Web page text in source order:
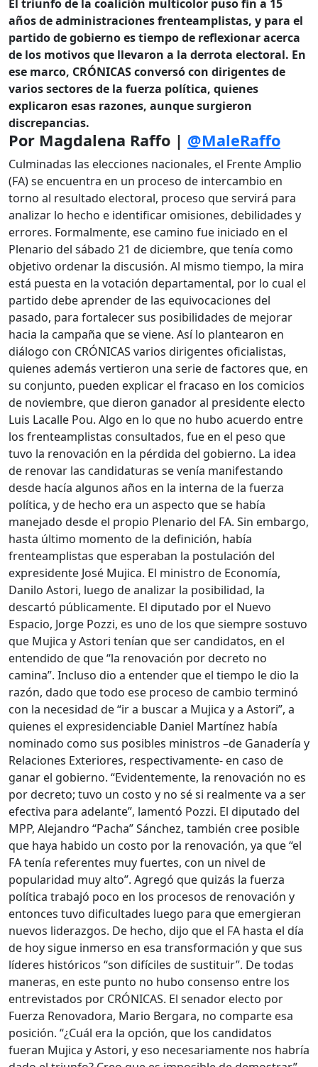
El triunfo de la coalición multicolor puso fin a 15
años de administraciones frenteamplistas, y para el
partido de gobierno es tiempo de reflexionar acerca
de los motivos que llevaron a la derrota electoral. En
ese marco, CRÓNICAS conversó con dirigentes de
varios sectores de la fuerza política, quienes
explicaron esas razones, aunque surgieron
discrepancias.
Por Magdalena Raffo | @MaleRaffo
Culminadas las elecciones nacionales, el Frente Amplio
(FA) se encuentra en un proceso de intercambio en
torno al resultado electoral, proceso que servirá para
analizar lo hecho e identificar omisiones, debilidades y
errores. Formalmente, ese camino fue iniciado en el
Plenario del sábado 21 de diciembre, que tenía como
objetivo ordenar la discusión. Al mismo tiempo, la mira
está puesta en la votación departamental, por lo cual el
partido debe aprender de las equivocaciones del
pasado, para fortalecer sus posibilidades de mejorar
hacia la campaña que se viene. Así lo plantearon en
diálogo con CRÓNICAS varios dirigentes oficialistas,
quienes además vertieron una serie de factores que, en
su conjunto, pueden explicar el fracaso en los comicios
de noviembre, que dieron ganador al presidente electo
Luis Lacalle Pou. Algo en lo que no hubo acuerdo entre
los frenteamplistas consultados, fue en el peso que
tuvo la renovación en la pérdida del gobierno. La idea
de renovar las candidaturas se venía manifestando
desde hacía algunos años en la interna de la fuerza
política, y de hecho era un aspecto que se había
manejado desde el propio Plenario del FA. Sin embargo,
hasta último momento de la definición, había
frenteamplistas que esperaban la postulación del
expresidente José Mujica. El ministro de Economía,
Danilo Astori, luego de analizar la posibilidad, la
descartó públicamente. El diputado por el Nuevo
Espacio, Jorge Pozzi, es uno de los que siempre sostuvo
que Mujica y Astori tenían que ser candidatos, en el
entendido de que “la renovación por decreto no
camina”. Incluso dio a entender que el tiempo le dio la
razón, dado que todo ese proceso de cambio terminó
con la necesidad de “ir a buscar a Mujica y a Astori”, a
quienes el expresidenciable Daniel Martínez había
nominado como sus posibles ministros –de Ganadería y
Relaciones Exteriores, respectivamente- en caso de
ganar el gobierno. “Evidentemente, la renovación no es
por decreto; tuvo un costo y no sé si realmente va a ser
efectiva para adelante”, lamentó Pozzi. El diputado del
MPP, Alejandro “Pacha” Sánchez, también cree posible
que haya habido un costo por la renovación, ya que “el
FA tenía referentes muy fuertes, con un nivel de
popularidad muy alto”. Agregó que quizás la fuerza
política trabajó poco en los procesos de renovación y
entonces tuvo dificultades luego para que emergieran
nuevos liderazgos. De hecho, dijo que el FA hasta el día
de hoy sigue inmerso en esa transformación y que sus
líderes históricos “son difíciles de sustituir”. De todas
maneras, en este punto no hubo consenso entre los
entrevistados por CRÓNICAS. El senador electo por
Fuerza Renovadora, Mario Bergara, no comparte esa
posición. “¿Cuál era la opción, que los candidatos
fueran Mujica y Astori, y eso necesariamente nos habría